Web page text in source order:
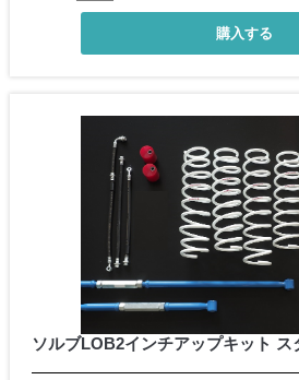
ソルブLOB2インチアップキット ス